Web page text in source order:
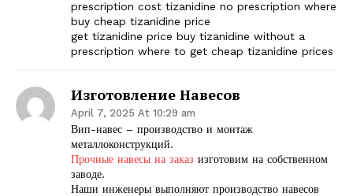
prescription cost tizanidine no prescription where
buy cheap tizanidine price
get tizanidine price buy tizanidine without a
prescription where to get cheap tizanidine prices
Изготовление Навесов
April 7, 2025 At 10:29 am
Вип-навес – производство и монтаж
металлоконструкций.
Прочные навесы на заказ изготовим на собственном
заводе.
Наши инженеры выполняют производство навесов